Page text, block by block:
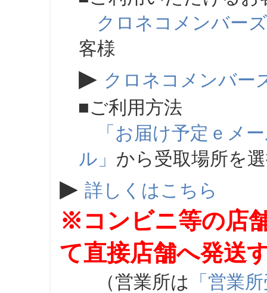
クロネコメンバーズ
客様
▶ クロネコメンバー
■ご利用方法
「お届け予定ｅメ
ル」 から受取場所を
▶ 詳しくはこちら
※コンビニ等の店
て直接店舗へ発送
（営業所は 「営業